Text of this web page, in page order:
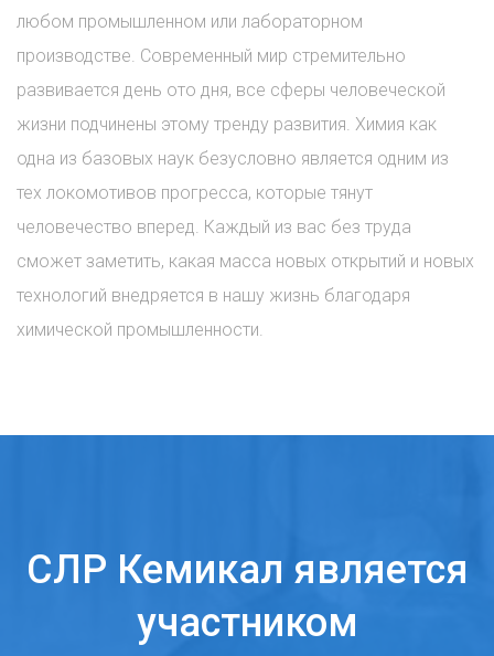
любом промышленном или лабораторном
производстве. Современный мир стремительно
развивается день ото дня, все сферы человеческой
жизни подчинены этому тренду развития. Химия как
одна из базовых наук безусловно является одним из
тех локомотивов прогресса, которые тянут
человечество вперед. Каждый из вас без труда
сможет заметить, какая масса новых открытий и новых
технологий внедряется в нашу жизнь благодаря
химической промышленности.
СЛР Кемикал является
участником